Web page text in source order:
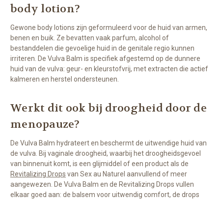
body lotion?
Gewone body lotions zijn geformuleerd voor de huid van armen,
benen en buik. Ze bevatten vaak parfum, alcohol of
bestanddelen die gevoelige huid in de genitale regio kunnen
irriteren. De Vulva Balm is specifiek afgestemd op de dunnere
huid van de vulva: geur- en kleurstofvrij, met extracten die actief
kalmeren en herstel ondersteunen.
Werkt dit ook bij droogheid door de
menopauze?
De Vulva Balm hydrateert en beschermt de uitwendige huid van
de vulva. Bij vaginale droogheid, waarbij het droogheidsgevoel
van binnenuit komt, is een glijmiddel of een product als de
Revitalizing Drops van Sex au Naturel aanvullend of meer
aangewezen. De Vulva Balm en de Revitalizing Drops vullen
elkaar goed aan: de balsem voor uitwendig comfort, de drops